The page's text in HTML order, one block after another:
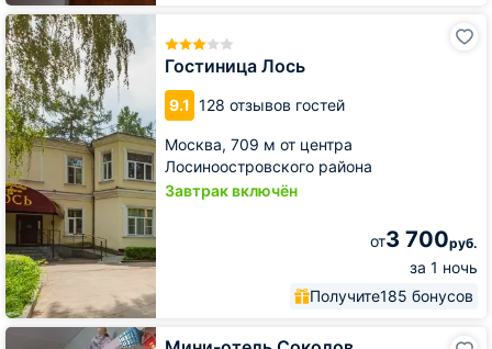
Гостиница Лось
9.1 128 отзывов гостей
Москва, 709 м от центра
Лосиноостровского района
Завтрак включён
от3 700руб.
за 1 ночь
Получите185 бонусов
Гостиница
Лось
Мини-